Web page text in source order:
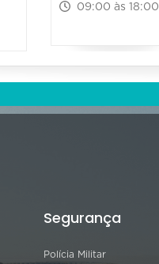
09:00 às 18:00
Segurança
Polícia Militar